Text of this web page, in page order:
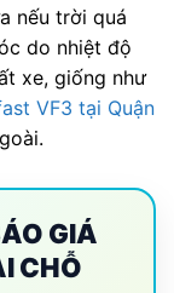
nếu trời quá
do nhiệt độ
xe, giống như
VF3 tại Quận
GIÁ
CHỖ